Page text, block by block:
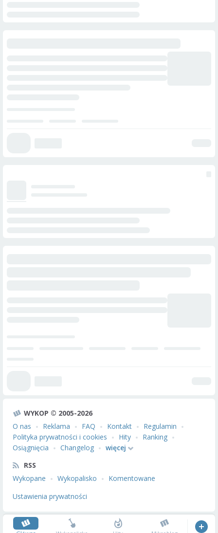
WYKOP © 2005-2026
O nas
Reklama FAQ Kontakt
Regulamin
Polityka prywatności i cookies
Hity
Ranking
Osiągnięcia
Changelog
więcej
RSS
Wykopane
Wykopalisko
Komentowane
Ustawienia prywatności